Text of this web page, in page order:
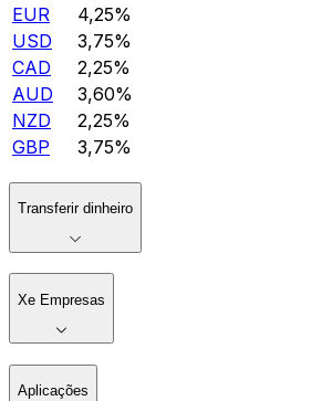
EUR
4,25%
USD
3,75%
CAD
2,25%
AUD
3,60%
NZD
2,25%
GBP
3,75%
Transferir dinheiro
Xe Empresas
Aplicações